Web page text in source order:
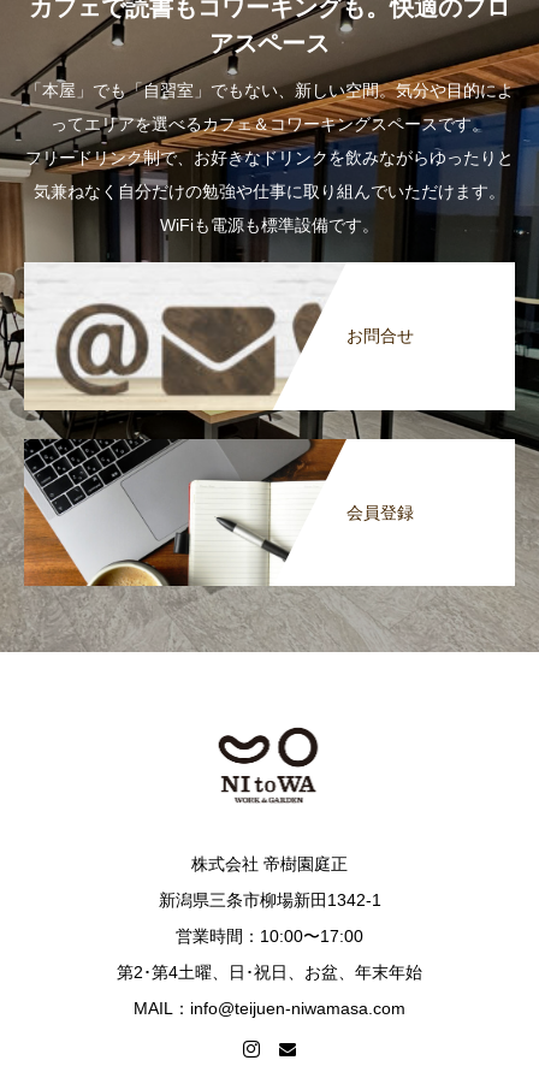
カフェで読書もコワーキングも。快適のフロ
アスペース
「本屋」でも「自習室」でもない、新しい空間。気分や目的によ
ってエリアを選べるカフェ＆コワーキングスペースです。
フリードリンク制で、お好きなドリンクを飲みながらゆったりと
気兼ねなく自分だけの勉強や仕事に取り組んでいただけます。
WiFiも電源も標準設備です。
お問合せ
会員登録
株式会社 帝樹園庭正
新潟県三条市柳場新田1342-1
営業時間：10:00〜17:00
第2･第4土曜、日･祝日、お盆、年末年始
MAIL：info@teijuen-niwamasa.com